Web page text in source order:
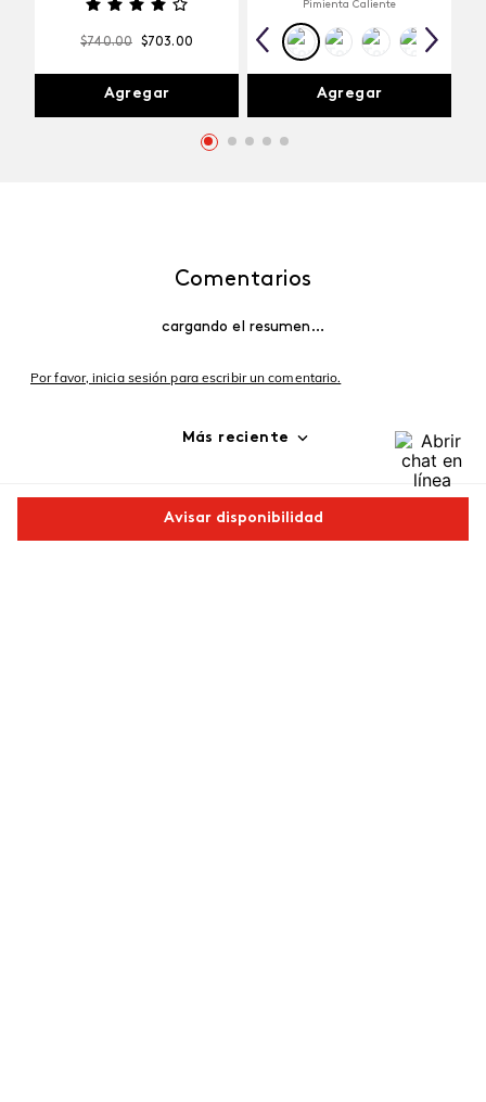
Avisar disponibilidad
$740.00 $703.00
Agregar
Pimienta Caliente
Agregar
Comentarios
cargando el resumen…
Por favor, inicia sesión para escribir un comentario.
Más reciente